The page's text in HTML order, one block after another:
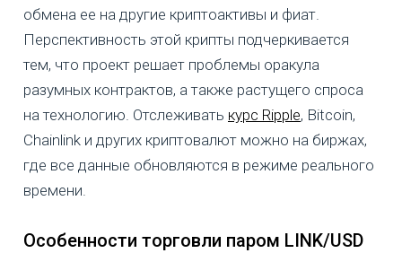
обмена ее на другие криптоактивы и фиат.
Перспективность этой крипты подчеркивается
тем, что проект решает проблемы оракула
разумных контрактов, а также растущего спроса
на технологию. Отслеживать курс Ripple, Bitcoin,
Chainlink и других криптовалют можно на биржах,
где все данные обновляются в режиме реального
времени.
Особенности торговли паром LINK/USD